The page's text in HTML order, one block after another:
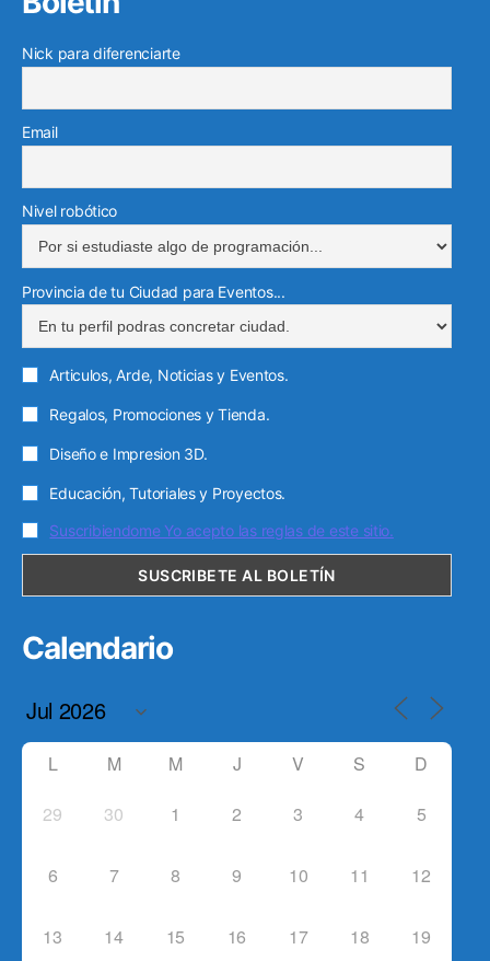
Nick para diferenciarte
Email
Nivel robótico
Provincia de tu Ciudad para Eventos...
Articulos, Arde, Noticias y Eventos.
Regalos, Promociones y Tienda.
Diseño e Impresion 3D.
Educación, Tutoriales y Proyectos.
Suscribiendome Yo acepto las reglas de este sitio.
Calendario
L M M J V S D
29 30 1 2 3 4 5
6 7 8 9 10 11 12
13 14 15 16 17 18 19